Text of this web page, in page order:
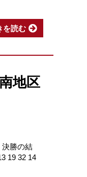
を読む
地区
決勝の結
19 32 14